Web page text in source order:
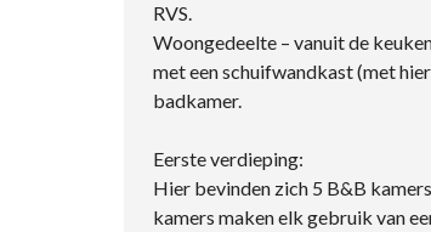
RVS.
Woongedeelte – vanuit de
met een schuifwandkast (met
badkamer.
Eerste verdieping:
Hier bevinden zich 5 B&B
kamers maken elk gebruik van